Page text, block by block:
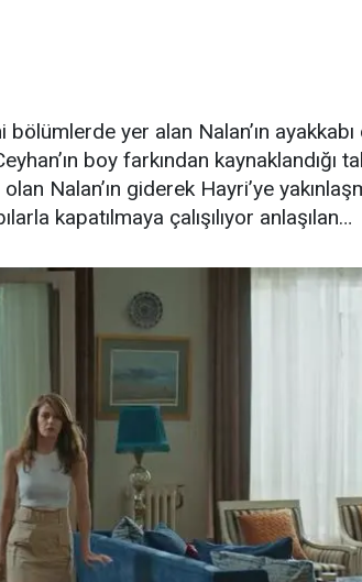
bölümlerde yer alan Nalan’ın
boy farkından kaynaklandığı
Nalan’ın giderek Hayri’ye
kapatılmaya çalışılıyor anlaşılan…